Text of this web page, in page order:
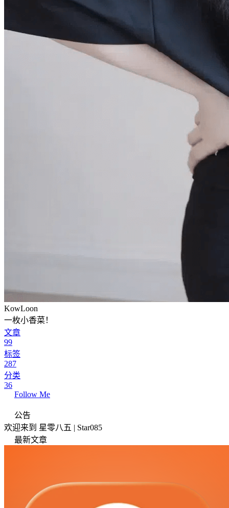
KowLoon
一枚小香菜！
文章
99
标签
287
分类
36
Follow Me
公告
欢迎来到 星零八五 | Star085
最新文章